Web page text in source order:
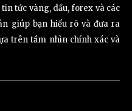
tức vàng, dầu, forex và các
giúp bạn hiểu rõ và đưa ra
trên tầm nhìn chính xác và